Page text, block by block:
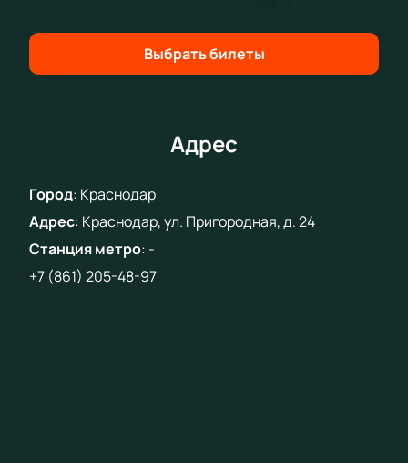
Выбрать билеты
Адрес
Город: Краснодар
Адрес: Краснодар, ул. Пригородная, д. 24
Станция метро: -
+7 (861) 205-48-97